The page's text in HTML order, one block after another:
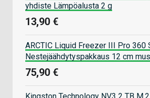
yhdiste Lämpöalusta 2 g
13,90 €
ARCTIC Liquid Freezer III Pro 360
Nestejäähdytyspakkaus 12 cm
75,90 €